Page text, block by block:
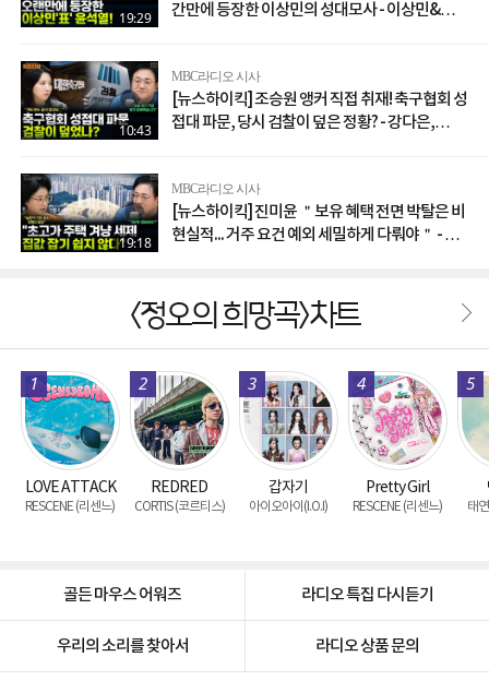
19:29
간만에 등장한 이상민의 성대모사 - 이상민&노
10:43
MBC라디오 시사
[뉴스하이킥] 조승원 앵커 직접 취재! 축구협회 성
접대 파문, 당시 검찰이 덮은 정황? - 강다은,
19:18
MBC라디오 시사
[뉴스하이킥] 진미윤 ＂보유 혜택 전면 박탈은 비
현실적... 거주 요건 예외 세밀하게 다뤄야＂ - 진
<정오의 희망곡>차트
1
LOVE ATTACK
RESCENE (리센느)
2
REDRED
CORTIS (코르티스)
3
갑자기
아이오아이(I.O.I)
4
Pretty Girl
RESCENE (리센느)
5
태
골든 마우스 어워즈 라디오 특집 다시듣기
우리의 소리를 찾아서 라디오 상품 문의